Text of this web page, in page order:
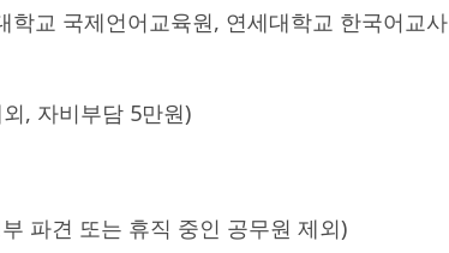
대회(VfK)’ 성료
한인소식
일 한인 차세대 협회(FLCG), 뮌헨 공대(TUM)서 화려한 출범
게시판 / 행사 / 알림
학교 국제언어교육원, 연세대학교 한국어교사
, 자비부담 5만원)
파견 또는 휴직 중인 공무원 제외)